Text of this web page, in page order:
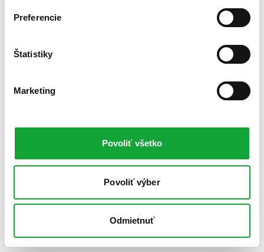
Preferencie
Štatistiky
Marketing
Povoliť všetko
Povoliť výber
Odmietnuť